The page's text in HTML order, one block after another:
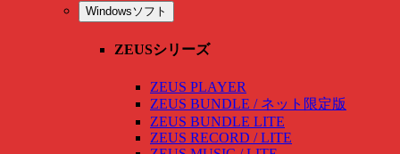
Windowsソフト
ZEUSシリーズ
ZEUS PLAYER
ZEUS BUNDLE / ネット限定版
ZEUS BUNDLE LITE
ZEUS RECORD / LITE